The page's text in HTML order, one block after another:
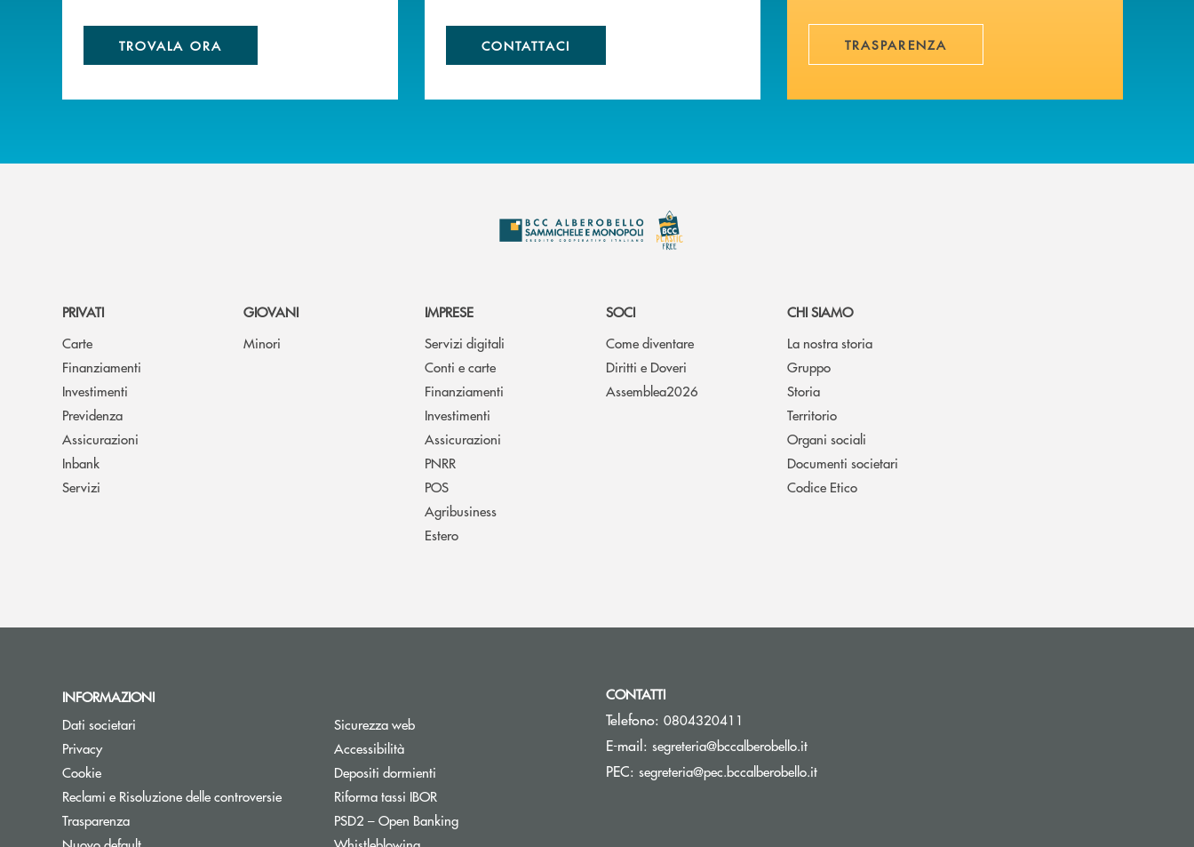
TROVALA ORA CONTATTACI TRASPARENZA
PRIVATI
Carte
Finanziamenti
Investimenti
Previdenza
Assicurazioni
Inbank
Servizi
GIOVANI
Minori
IMPRESE
Servizi digitali
Conti e carte
Finanziamenti
Investimenti
Assicurazioni
PNRR
POS
Agribusiness
Estero
SOCI
Come diventare
Diritti e Doveri
Assemblea2026
CHI SIAMO
La nostra storia
Gruppo
Storia
Territorio
Organi sociali
Documenti societari
Codice Etico
INFORMAZIONI
Dati societari
Privacy
Cookie
Reclami e Risoluzione delle controversie
Trasparenza
Sicurezza web
Accessibilità
Depositi dormienti
Riforma tassi IBOR
PSD2 – Open BankingApre una nuova finestra
CONTATTI
Telefono: 0804320411
E-mail: segreteria@bccalberobello.it(si apre l’app di posta elettronica)
PEC: segreteria@pec.bccalberobello.it(si apre l’app di posta elettronica)